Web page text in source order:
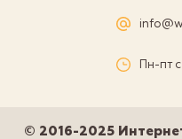
Пн-пт
© 2016-2025